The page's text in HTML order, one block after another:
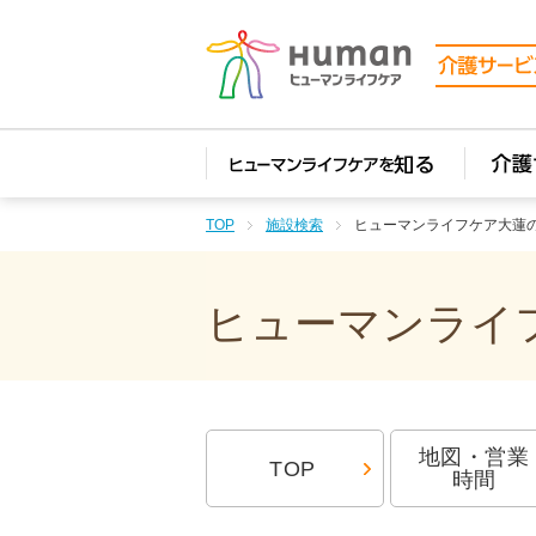
TOP 施設検索 ヒューマンライフケア大蓮
ヒューマンライ
TOP
地図・営業
時間